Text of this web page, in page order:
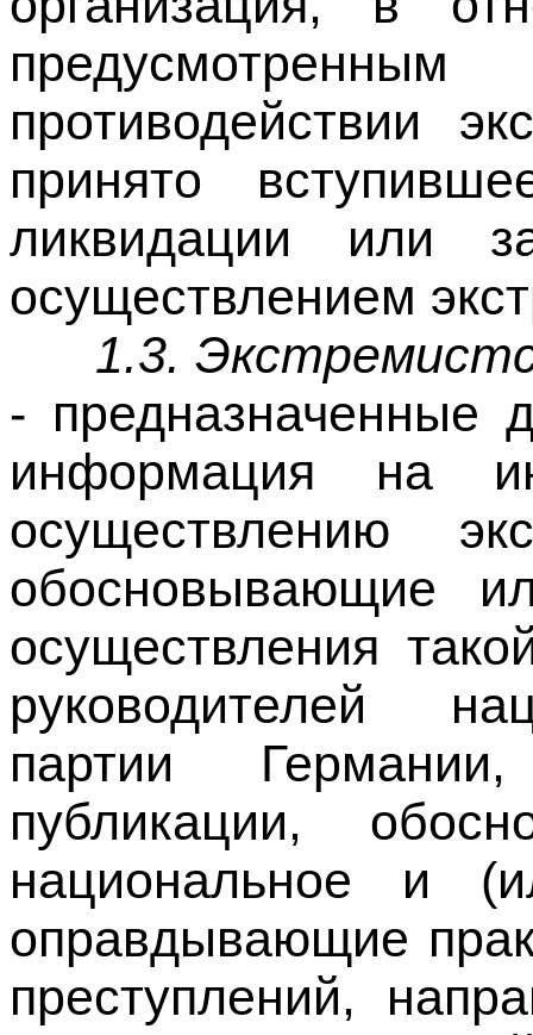
противодействии
принято
ликвидации или
осуществлением
1.3.
- предназначенные
информация на
осуществлению
обосновывающие
осуществления
руководителей
партии
публикации,
национальное и
оправдывающие
преступлений,
уничтожение
расовой,